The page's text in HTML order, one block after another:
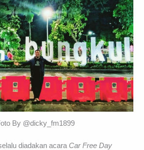
By @dicky_fm1899
diadakan acara Car Free Day